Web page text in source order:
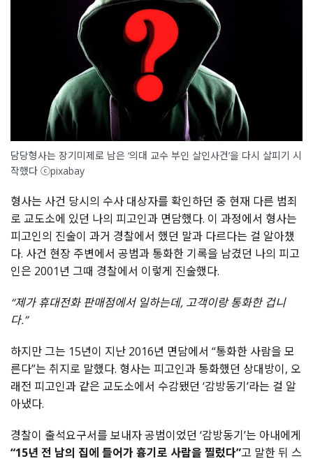
담당형사는 장기미제로 남은 ‘의대 교수 부인 살인사건’을 다시 살피기 시
작했다 ⓒpixabay
형사는 사건 당시의 수사 대상자를 확인하던 중 현재 다른 범죄
로 교도소에 있던 나의 피고인과 면담했다. 이 과정에서 형사는
피고인의 진술이 과거 경찰에서 했던 말과 다르다는 걸 알아챘
다. 사건 현장 주변에서 공범과 통화한 기록을 남겼던 나의 피고
인은 2001년 그때 경찰에서 이렇게 진술했다.
“제가 휴대전화 판매점에서 일하는데, 고객이랑 통화한 겁니
다.”
하지만 그는 15년이 지난 2016년 면담에서 “통화한 사람을 모
른다”는 취지로 말했다. 형사는 피고인과 통화했던 상대방이, 오
래전 피고인과 같은 교도소에서 수감됐던 ‘감방동기’라는 걸 알
아냈다.
경찰이 출석요구서를 보내자 공범이었던 ‘감방동기’는 아내에게
“15년 전 남의 집에 들어가 흉기로 사람을 찔렀다”고 말한 뒤 스